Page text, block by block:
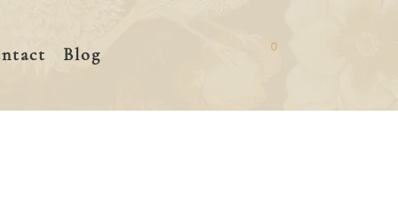
Blog 0